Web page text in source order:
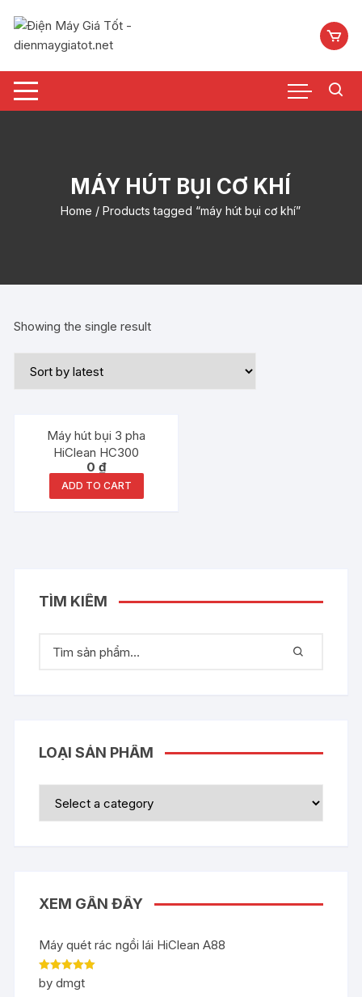
nội
MÁY HÚT BỤI CƠ KHÍ
Home / Products tagged “máy hút bụi cơ khí”
Showing the single result
Máy hút bụi 3 pha
HiClean HC300
0₫
ADD TO CART
TÌM KIẾM
LOẠI SẢN PHẨM
XEM GẦN ĐÂY
Máy quét rác ngồi lái HiClean A88
Rated5out
of 5
by dmgt